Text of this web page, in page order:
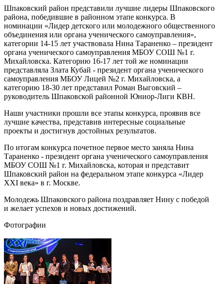
Шпаковский район представили лучшие лидеры Шпаковского
района, победившие в районном этапе конкурса. В
номинации «Лидер детского или молодежного общественного
объединения или органа ученического самоуправления»,
категории 14-15 лет участвовала Нина Тараненко – президент
органа ученического самоуправления МБОУ СОШ №1 г.
Михайловска. Категорию 16-17 лет той же номинации
представляла Злата Кубай - президент органа ученического
самоуправления МБОУ Лицей №2 г. Михайловска, а
категорию 18-30 лет представил Роман Выговский –
руководитель Шпаковской районной Юниор-Лиги КВН.
Наши участники прошли все этапы конкурса, проявив все
лучшие качества, представив интересные социальные
проекты и достигнув достойных результатов.
По итогам конкурса почетное первое место заняла Нина
Тараненко - президент органа ученического самоуправления
МБОУ СОШ №1 г. Михайловска, которая и представит
Шпаковский район на федеральном этапе конкурса «Лидер
XXI века» в г. Москве.
Молодежь Шпаковского района поздравляет Нину с победой
и желает успехов и новых достижений.
Фотографии